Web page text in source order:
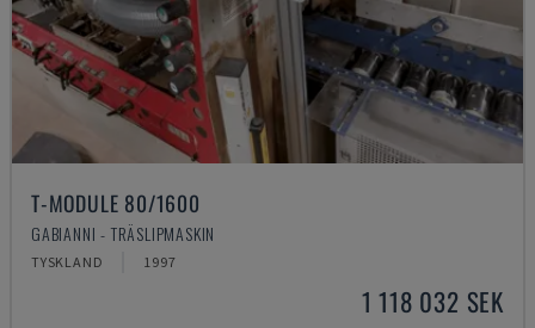
T-MODULE 80/1600
GABIANNI - TRÄSLIPMASKIN
TYSKLAND 1997
1 118 032 SEK